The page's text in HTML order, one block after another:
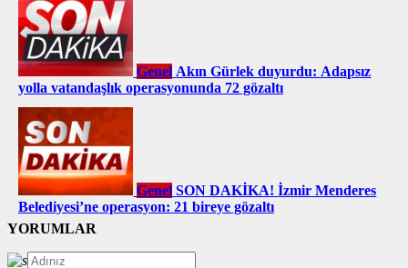
Genel Akın Gürlek duyurdu: Adapsız
yolla vatandaşlık operasyonunda 72 gözaltı
Genel SON DAKİKA! İzmir Menderes
Belediyesi’ne operasyon: 21 bireye gözaltı
YORUMLAR